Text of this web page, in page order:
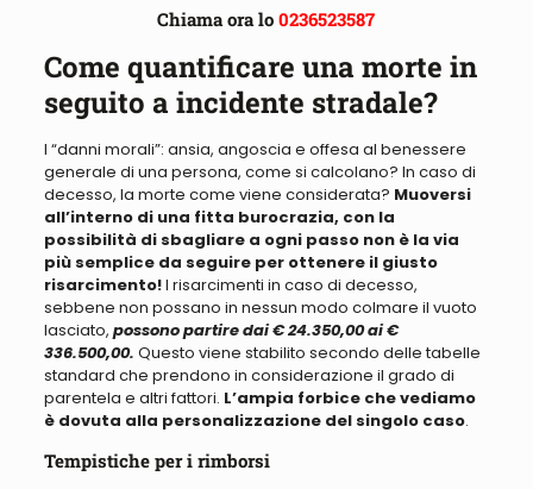
Chiama ora lo0236523587
Come quantificare una morte in
seguito a incidente stradale?
I “danni morali”: ansia, angoscia e offesa al benessere
generale di una persona, come si calcolano? In caso di
decesso, la morte come viene considerata? Muoversi
all’interno di una fitta burocrazia, con la
possibilità di sbagliare a ogni passo non è la via
più semplice da seguire per ottenere il giusto
risarcimento!I risarcimenti in caso di decesso,
sebbene non possano in nessun modo colmare il vuoto
lasciato, possono partire dai € 24.350,00 ai €
336.500,00. Questo viene stabilito secondo delle tabelle
standard che prendono in considerazione il grado di
parentela e altri fattori. L’ampia forbice che vediamo
è dovuta alla personalizzazione del singolo caso.
Tempistiche per i rimborsi